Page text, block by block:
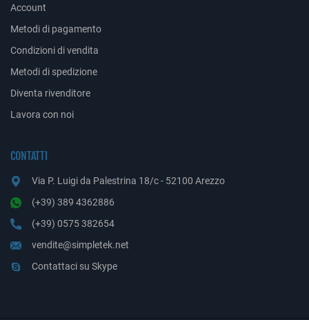
Account
Metodi di pagamento
Condizioni di vendita
Metodi di spedizione
Diventa rivenditore
Lavora con noi
CONTATTI
Via P. Luigi da Palestrina 18/c - 52100 Arezzo
(+39) 389 4362886
(+39) 0575 382654
vendite@simpletek.net
Contattaci su Skype